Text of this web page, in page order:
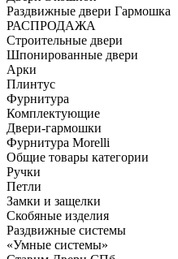
Раздвижные двери Гармошка
РАСПРОДАЖА
Строительные двери
Шпонированные двери
Арки
Плинтус
Фурнитура
Комплектующие
Двери-гармошки
Фурнитура Morelli
Общие товары категории
Ручки
Петли
Замки и защелки
Скобяные изделия
Раздвижные системы
«Умные системы»